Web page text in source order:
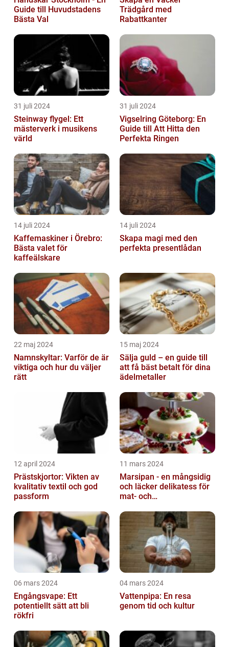
Guide till Huvudstadens
Bästa Val
Trädgård med
Rabattkanter
31 juli 2024
Steinway flygel: Ett
mästerverk i musikens
värld
31 juli 2024
Vigselring Göteborg: En
Guide till Att Hitta den
Perfekta Ringen
14 juli 2024
Kaffemaskiner i Örebro:
Bästa valet för
kaffeälskare
14 juli 2024
Skapa magi med den
perfekta presentlådan
22 maj 2024
Namnskyltar: Varför de är
viktiga och hur du väljer
rätt
15 maj 2024
Sälja guld – en guide till
att få bäst betalt för dina
ädelmetaller
12 april 2024
Prästskjortor: Vikten av
kvalitativ textil och god
passform
11 mars 2024
Marsipan - en mångsidig
och läcker delikatess för
mat- och
06 mars 2024
Engångsvape: Ett
potentiellt sätt att bli
rökfri
04 mars 2024
Vattenpipa: En resa
genom tid och kultur